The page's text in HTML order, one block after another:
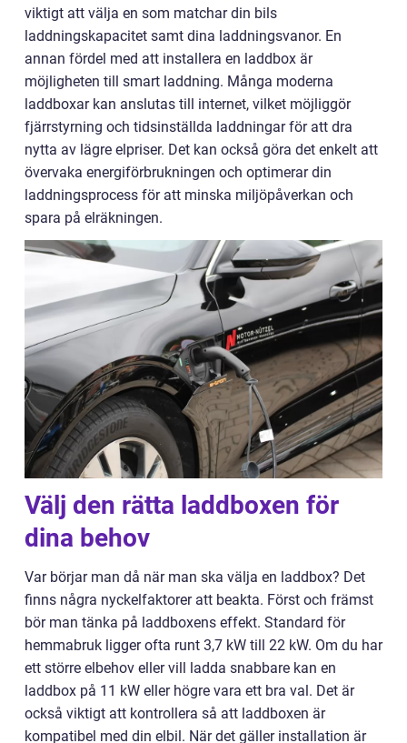
viktigt att välja en som matchar din bils
laddningskapacitet samt dina laddningsvanor. En
annan fördel med att installera en laddbox är
möjligheten till smart laddning. Många moderna
laddboxar kan anslutas till internet, vilket möjliggör
fjärrstyrning och tidsinställda laddningar för att dra
nytta av lägre elpriser. Det kan också göra det enkelt att
övervaka energiförbrukningen och optimerar din
laddningsprocess för att minska miljöpåverkan och
spara på elräkningen.
Välj den rätta laddboxen för
dina behov
Var börjar man då när man ska välja en laddbox? Det
finns några nyckelfaktorer att beakta. Först och främst
bör man tänka på laddboxens effekt. Standard för
hemmabruk ligger ofta runt 3,7 kW till 22 kW. Om du har
ett större elbehov eller vill ladda snabbare kan en
laddbox på 11 kW eller högre vara ett bra val. Det är
också viktigt att kontrollera så att laddboxen är
kompatibel med din elbil. När det gäller installation är